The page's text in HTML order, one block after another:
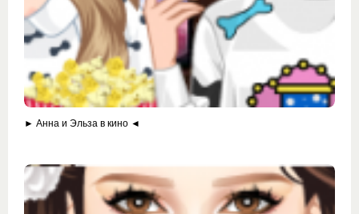
► Анна и Эльза в кино ◄